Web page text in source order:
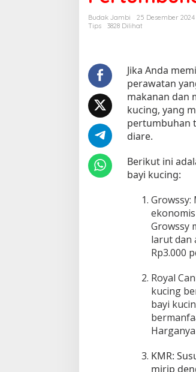
n
b
a
i
S
u
B
a
i
K
u
c
i
n
g
u
n
t
u
k
e
r
Budak Jambi
25 Desember 2024
Tips
3828 Dilihat
Jika Anda
perawatan
makanan dan
kucing, yang
pertumbuhan
diare.
Berikut ini
bayi kucing:
Growssy
larut dan
Rp3.000
Royal
kucing
bayi
KMR:
mirip